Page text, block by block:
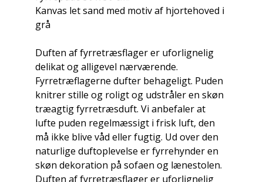
Kanvas let sand med motiv af hjortehoved i
grå
Duften af ​​fyrretræsflager er uforlignelig
delikat og alligevel nærværende.
Fyrretræflagerne dufter behageligt. Puden
knitrer stille og roligt og udstråler en skøn
træagtig fyrretræsduft. Vi anbefaler at
lufte puden regelmæssigt i frisk luft, den
må ikke blive våd eller fugtig. Ud over den
naturlige duftoplevelse er fyrrehynder en
skøn dekoration på sofaen og lænestolen.
Duften af ​​fyrretræsflager er uforlignelig